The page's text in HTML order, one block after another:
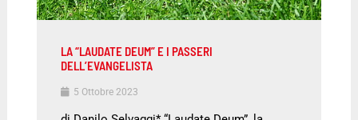
LA “LAUDATE DEUM” E I PASSERI
DELL’EVANGELISTA
5 Ottobre 2023